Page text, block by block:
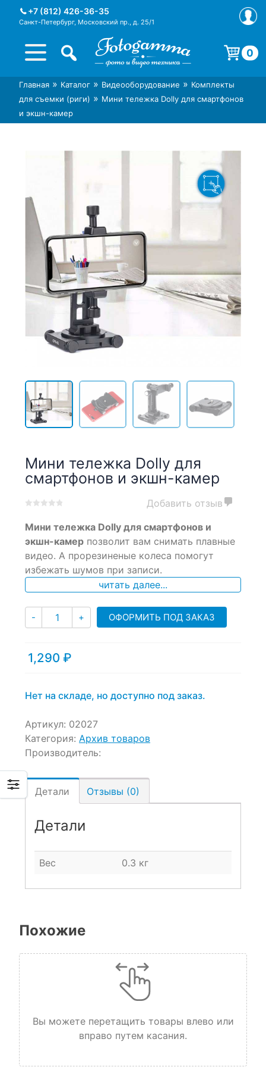
+7 (812) 426-36-35
Санкт-Петербург, Московский пр., д. 25/1
Интернет-магазин фототехники
Foto-Gamma в СПб
Магазин фотоаксессуаров foto-
gamma.ru
0
Корзина пуста.
Главная » Каталог » Видеооборудование » Комплекты
для съемки (риги) » Мини тележка Dolly для смартфонов
и экшн-камер
Мини тележка Dolly для
смартфонов и экшн-камер
out
on
customer
ratings
Добавить отзыв
Мини тележка Dolly для смартфонов и
экшн-камер позволит вам снимать плавные
видео. А прорезиненые колеса помогут
избежать шумов при записи.
читать далее...
- Количество
+ ОФОРМИТЬ ПОД ЗАКАЗ
1,290 ₽
Нет на складе, но доступно под заказ.
Артикул: 02027
Категория: Архив товаров
Производитель:
Детали Отзывы (0)
Детали
Вес 0.3 кг
Похожие
Вы можете перетащить товары влево или
вправо путем касания.